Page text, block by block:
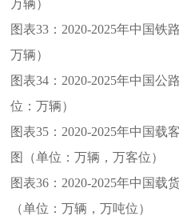
万辆）
图表33： 2020-2025年中国铁
万辆）
图表34： 2020-2025年中国公
位：万辆）
图表35： 2020-2025年中国载
图（单位：万辆，万客位）
图表36： 2020-2025年中国载
（单位：万辆，万吨位）